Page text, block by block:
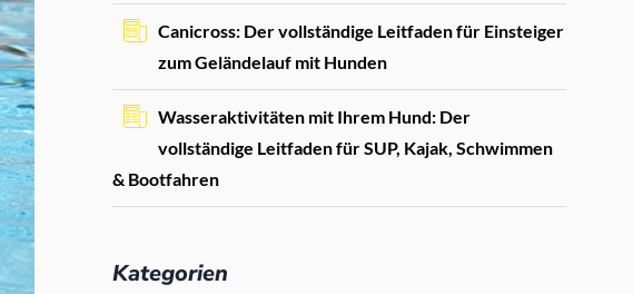
Canicross: Der vollständige Leitfaden für Einsteiger
zum Geländelauf mit Hunden
Wasseraktivitäten mit Ihrem Hund: Der
vollständige Leitfaden für SUP, Kajak, Schwimmen
& Bootfahren
Kategorien